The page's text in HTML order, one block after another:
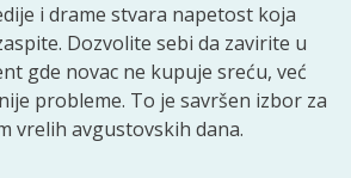
i drame stvara napetost koja
Dozvolite sebi da zavirite u
gde novac ne kupuje sreću, već
probleme. To je savršen izbor za
vrelih avgustovskih dana.